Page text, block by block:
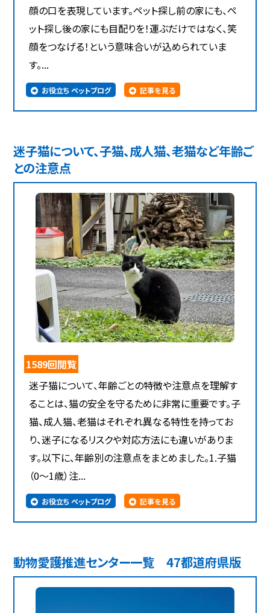
顔の口を表現しています。ペット探し前の家にも、ペ
ット探し後の家にも目配りを！運ぶだけではなく、笑
顔をつなげる！という意味合いが込められていま
す。...
お役立ち ペットブログ 記事を見る
迷子猫について、子猫、成人猫、老猫など年齢ご
との注意点
1589回閲覧
迷子猫について、年齢ごとの特徴や注意点を理解す
ることは、猫の安全を守るために非常に重要です。子
猫、成人猫、老猫はそれぞれ異なる特性を持ってお
り、迷子になるリスクや対応方法にも違いがありま
す。以下に、年齢別の注意点をまとめました。1.子猫
（0～1歳）注...
お役立ち ペットブログ 記事を見る
動物愛護推進センター一覧 47都道府県版